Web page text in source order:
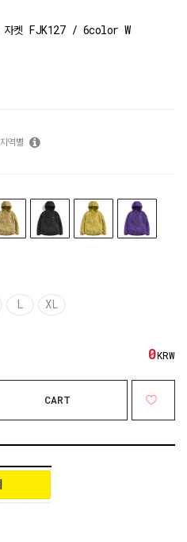
자켓 FJK127 / 6color W
지역별
L XL
0KRW
CART